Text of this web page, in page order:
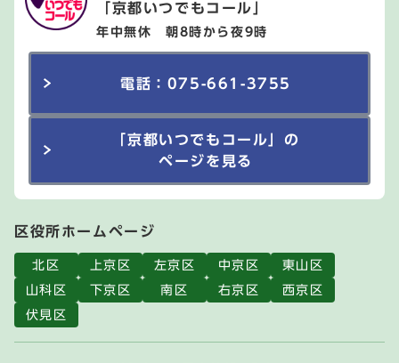
「京都いつでもコール」
年中無休 朝8時から夜9時
電話：075-661-3755
「京都いつでもコール」の
ページを見る
区役所ホームページ
北区 上京区 左京区 中京区
東山区
山科区
下京区 南区 右京区
西京区
伏見区